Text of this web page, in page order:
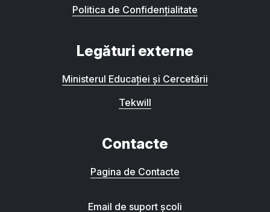
Politica de Confidențialitate
Legături externe
Ministerul Educației și Cercetării
Tekwill
Contacte
Pagina de Contacte
Email de suport școli